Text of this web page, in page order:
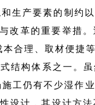
生产要素的制约
革的重要举措
合理、取材便捷
构体系之一。
工仍有不少湿作
计，其设计方